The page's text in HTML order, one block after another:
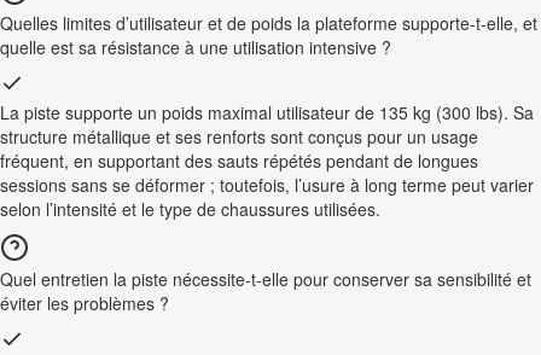
Quelles limites d’utilisateur et de poids la plateforme supporte-t-elle, et
quelle est sa résistance à une utilisation intensive ?
La piste supporte un poids maximal utilisateur de 135 kg (300 lbs). Sa
structure métallique et ses renforts sont conçus pour un usage
fréquent, en supportant des sauts répétés pendant de longues
sessions sans se déformer ; toutefois, l’usure à long terme peut varier
selon l’intensité et le type de chaussures utilisées.
Quel entretien la piste nécessite-t-elle pour conserver sa sensibilité et
éviter les problèmes ?